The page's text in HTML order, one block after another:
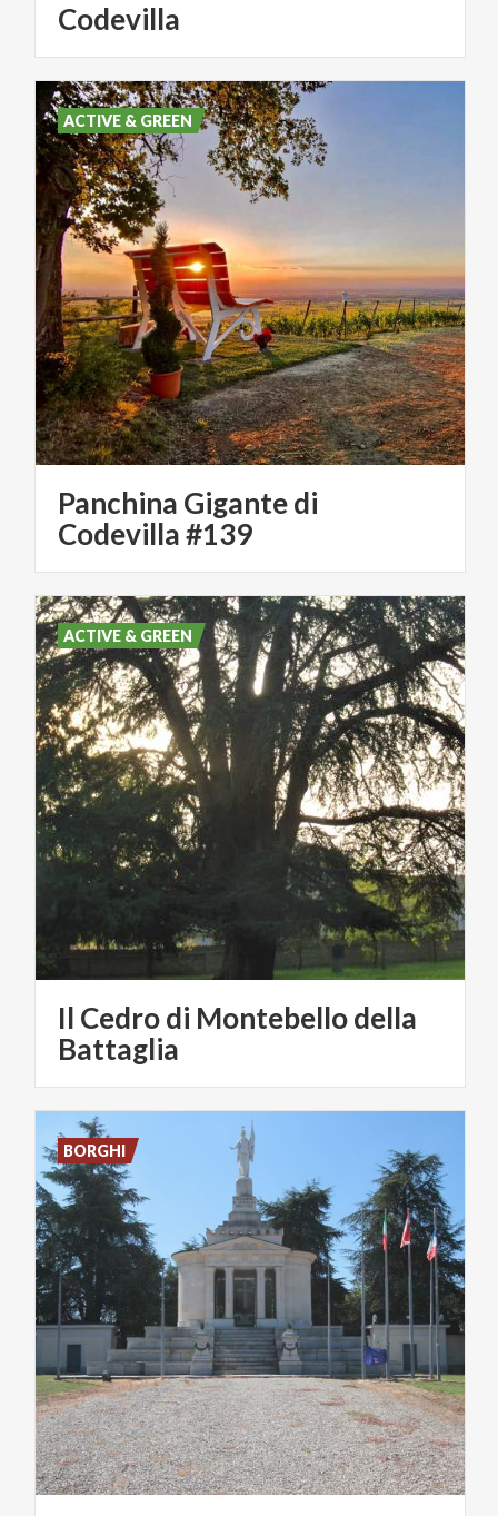
Codevilla
Panchina Gigante di
Codevilla #139
ACTIVE & GREEN
Il Cedro di Montebello della
Battaglia
ACTIVE & GREEN
BORGHI